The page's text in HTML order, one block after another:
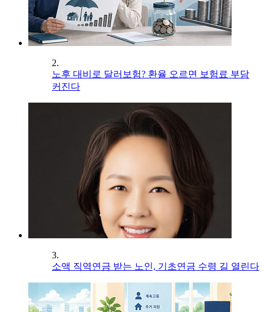
2.
노후 대비로 달러보험? 환율 오르면 보험료 부담
커진다
3.
소액 직역연금 받는 노인, 기초연금 수령 길 열린다